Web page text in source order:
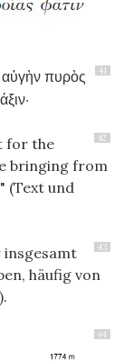
41
αὐγὴν πυρὸς
42
for the
bringing from
(Text und
43
insgesamt
häufig von
).
44